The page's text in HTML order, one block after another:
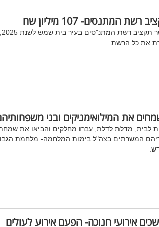
רשת המתנסים- 107 מיליון שח
את כל הרשת.
את המילואימניקים ובני
לבית, מדלת לדלת, עברו מחלקים והביאו את
המשרתים בצה"ל בימות המלחמה- מלחמת
אירועי חנוכה- הפעם אירוע לעולים